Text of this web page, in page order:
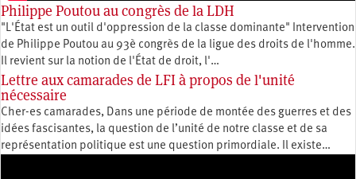
Philippe Poutou au congrès de la LDH
"L'État est un outil d'oppression de la classe dominante" Intervention
de Philippe Poutou au 93è congrès de la ligue des droits de l'homme.
Il revient sur la notion de l'État de droit, l'…
Lettre aux camarades de LFI à propos de l'unité
nécessaire
Cher-es camarades, Dans une période de montée des guerres et des
idées fascisantes, la question de l’unité de notre classe et de sa
représentation politique est une question primordiale. Il existe…